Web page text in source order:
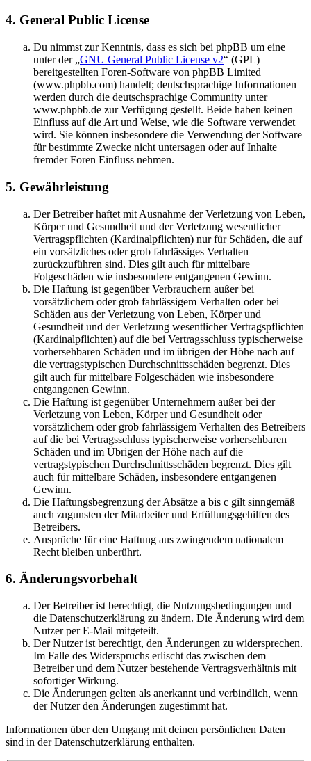
4. General Public License
Du nimmst zur Kenntnis, dass es sich bei phpBB um eine
unter der „GNU General Public License v2“ (GPL)
bereitgestellten Foren-Software von phpBB Limited
(www.phpbb.com) handelt; deutschsprachige Informationen
werden durch die deutschsprachige Community unter
www.phpbb.de zur Verfügung gestellt. Beide haben keinen
Einfluss auf die Art und Weise, wie die Software verwendet
wird. Sie können insbesondere die Verwendung der Software
für bestimmte Zwecke nicht untersagen oder auf Inhalte
fremder Foren Einfluss nehmen.
5. Gewährleistung
Der Betreiber haftet mit Ausnahme der Verletzung von Leben,
Körper und Gesundheit und der Verletzung wesentlicher
Vertragspflichten (Kardinalpflichten) nur für Schäden, die auf
ein vorsätzliches oder grob fahrlässiges Verhalten
zurückzuführen sind. Dies gilt auch für mittelbare
Folgeschäden wie insbesondere entgangenen Gewinn.
Die Haftung ist gegenüber Verbrauchern außer bei
vorsätzlichem oder grob fahrlässigem Verhalten oder bei
Schäden aus der Verletzung von Leben, Körper und
Gesundheit und der Verletzung wesentlicher Vertragspflichten
(Kardinalpflichten) auf die bei Vertragsschluss typischerweise
vorhersehbaren Schäden und im übrigen der Höhe nach auf
die vertragstypischen Durchschnittsschäden begrenzt. Dies
gilt auch für mittelbare Folgeschäden wie insbesondere
entgangenen Gewinn.
Die Haftung ist gegenüber Unternehmern außer bei der
Verletzung von Leben, Körper und Gesundheit oder
vorsätzlichem oder grob fahrlässigem Verhalten des Betreibers
auf die bei Vertragsschluss typischerweise vorhersehbaren
Schäden und im Übrigen der Höhe nach auf die
vertragstypischen Durchschnittsschäden begrenzt. Dies gilt
auch für mittelbare Schäden, insbesondere entgangenen
Gewinn.
Die Haftungsbegrenzung der Absätze a bis c gilt sinngemäß
auch zugunsten der Mitarbeiter und Erfüllungsgehilfen des
Betreibers.
Ansprüche für eine Haftung aus zwingendem nationalem
Recht bleiben unberührt.
6. Änderungsvorbehalt
Der Betreiber ist berechtigt, die Nutzungsbedingungen und
die Datenschutzerklärung zu ändern. Die Änderung wird dem
Nutzer per E-Mail mitgeteilt.
Der Nutzer ist berechtigt, den Änderungen zu widersprechen.
Im Falle des Widerspruchs erlischt das zwischen dem
Betreiber und dem Nutzer bestehende Vertragsverhältnis mit
sofortiger Wirkung.
Die Änderungen gelten als anerkannt und verbindlich, wenn
der Nutzer den Änderungen zugestimmt hat.
Informationen über den Umgang mit deinen persönlichen Daten
sind in der Datenschutzerklärung enthalten.